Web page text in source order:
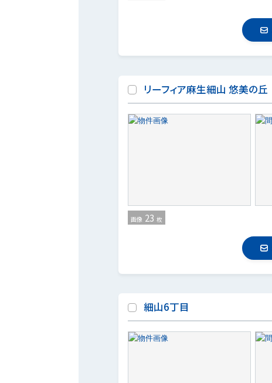
リーフィア麻生細山 悠美の丘
画像 23 枚
細山6丁目